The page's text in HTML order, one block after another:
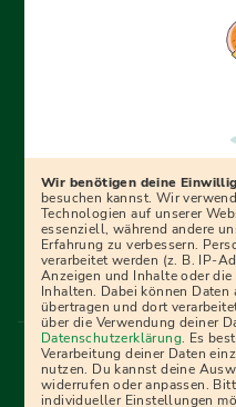
Erfolgreich
begleiten dich Schritt für
Ratgebern und
Videokursen und vielem
Menü Fußleiste
Impressum
Partner
AGB
Wir benötigen deine
besuchen kannst. Wir
Technologien auf unserer
essenziell, während andere
Erfahrung zu verbessern.
verarbeitet werden (z. B. IP-
Anzeigen und Inhalte oder
Inhalten. Dabei können
übertragen und dort
über die Verwendung deiner
Datenschutzerklärung. Es
Verarbeitung deiner Daten
nutzen. Du kannst deine
widerrufen oder anpassen.
individueller Einstellungen